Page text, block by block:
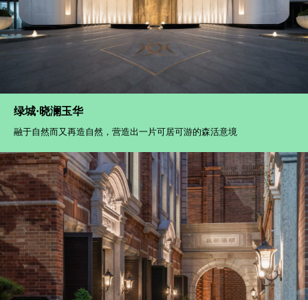
绿城·晓澜玉华
融于自然而又再造自然，营造出一片可居可游的森活意境